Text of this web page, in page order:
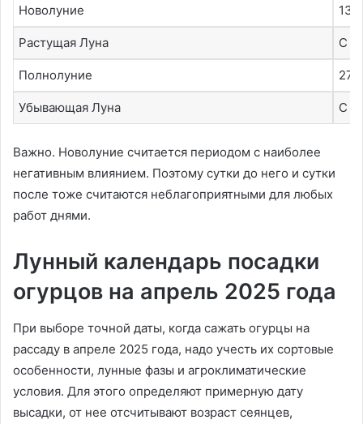
Новолуние 13
Растущая Луна С 1
Полнолуние 27
Убывающая Луна С
Важно. Новолуние считается периодом с наиболее
негативным влиянием. Поэтому сутки до него и сутки
после тоже считаются неблагоприятными для любых
работ днями.
Лунный календарь посадки
огурцов на апрель 2025 года
При выборе точной даты, когда сажать огурцы на
рассаду в апреле 2025 года, надо учесть их сортовые
особенности, лунные фазы и агроклиматические
условия. Для этого определяют примерную дату
высадки, от нее отсчитывают возраст сеянцев,